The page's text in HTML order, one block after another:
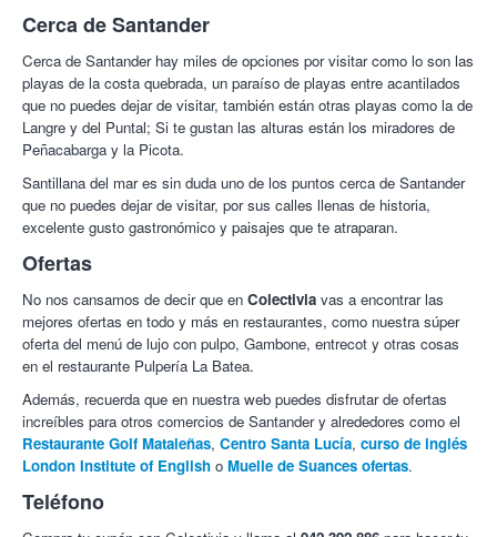
Cerca de Santander
Cerca de Santander hay miles de opciones por visitar como lo son las
playas de la costa quebrada, un paraíso de playas entre acantilados
que no puedes dejar de visitar, también están otras playas como la de
Langre y del Puntal; Si te gustan las alturas están los miradores de
Peñacabarga y la Picota.
Santillana del mar es sin duda uno de los puntos cerca de Santander
que no puedes dejar de visitar, por sus calles llenas de historia,
excelente gusto gastronómico y paisajes que te atraparan.
Ofertas
No nos cansamos de decir que en Colectivia vas a encontrar las
mejores ofertas en todo y más en restaurantes, como nuestra súper
oferta del menú de lujo con pulpo, Gambone, entrecot y otras cosas
en el restaurante Pulpería La Batea.
Además, recuerda que en nuestra web puedes disfrutar de ofertas
increíbles para otros comercios de Santander y alrededores como el
Restaurante Golf Mataleñas, Centro Santa Lucía, curso de inglés
London Institute of English o Muelle de Suances ofertas.
Teléfono